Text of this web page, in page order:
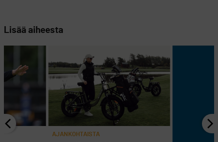
Lisää aiheesta
AJANKOHTAISTA